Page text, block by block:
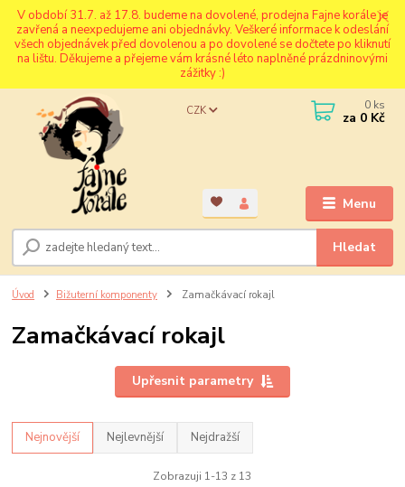
V období 31.7. až 17.8. budeme na dovolené, prodejna Fajne korále je
zavřená a neexpedujeme ani objednávky. Veškeré informace k odeslání
všech objednávek před dovolenou a po dovolené se dočtete po kliknutí
na lištu. Děkujeme a přejeme vám krásné léto naplněné prázdninovými
zážitky :)
Menu
CZK
Hledat
0 ks
za 0 Kč
Úvod Bižuterní komponenty Zamačkávací rokajl
Zamačkávací rokajl
Upřesnit parametry
Nejnovější Nejlevnější Nejdražší
Zobrazuji 1-13 z 13